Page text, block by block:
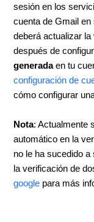
sesión en los
cuenta de Gmail
deberá actualizar
después de
generadaen tu
configuración de
cómo configurar
Nota: Actualmente
automático en la
no le ha sucedido
la verificación de
google para más